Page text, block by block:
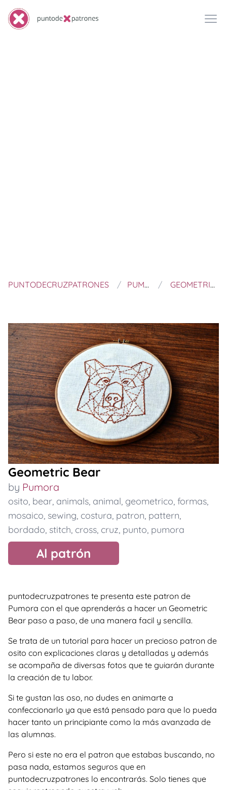
PUNTODECRUZPATRONES PUMORA GEOMETRIC BEAR
Geometric Bear
by Pumora
osito, bear, animals, animal, geometrico, formas,
mosaico, sewing, costura, patron, pattern,
bordado, stitch, cross, cruz, punto, pumora
Al patrón
puntodecruzpatrones te presenta este patron de
Pumora con el que aprenderás a hacer un Geometric
Bear paso a paso, de una manera facil y sencilla.
Se trata de un tutorial para hacer un precioso patron de
osito con explicaciones claras y detalladas y además
se acompaña de diversas fotos que te guiarán durante
la creación de tu labor.
Si te gustan las oso, no dudes en animarte a
confeccionarlo ya que está pensado para que lo pueda
hacer tanto un principiante como la más avanzada de
las alumnas.
Pero si este no era el patron que estabas buscando, no
pasa nada, estamos seguros que en
puntodecruzpatrones lo encontrarás. Solo tienes que